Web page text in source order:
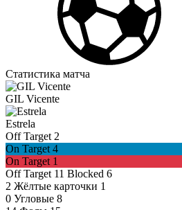
Статистика матча
GIL Vicente
Estrela
Off Target 2
On Target 4
On Target 1
Off Target 11 Blocked 6
2 Жёлтые карточки 1
0 Угловые 8